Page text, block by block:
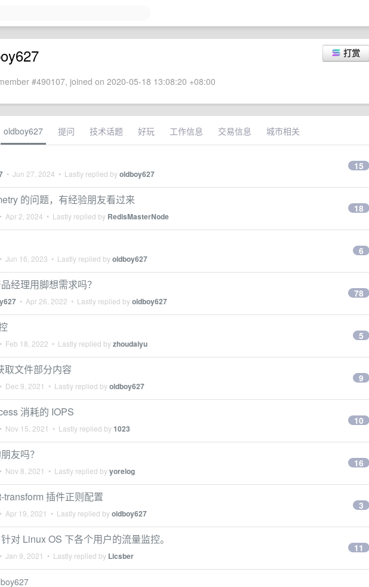
打赏
#490107, joined on 2020-05-18 13:08:20 +08:00
oldboy627 提问 技术话题 好玩 工作信息 交易信息 城市相关
• Jun 27, 2024 • Lastly replied byoldboy627
15
的问题，有经验朋友看过来
• Apr 2, 2024 • Lastly replied by RedisMasterNode
18
• Jun 16, 2023 • Lastly replied byoldboy627
6
经理用脚想需求吗？
• Apr 26, 2022 • Lastly replied byoldboy627
78
• Feb 18, 2022 • Lastly replied byzhoudaiyu
5
取文件部分内容
• Dec 9, 2021 • Lastly replied byoldboy627
9
消耗的 IOPS
• Nov 15, 2021 • Lastly replied by1023
10
友吗？
• Nov 8, 2021 • Lastly replied byyorelog
16
transform 插件正则配置
• Apr 19, 2021 • Lastly replied byoldboy627
3
对 Linux OS 下各个用户的流量监控。
• Jan 9, 2021 • Lastly replied by Licsber
11